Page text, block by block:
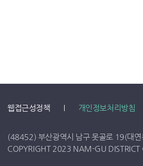
웹접근성정책 개인정보처리방침
(48452) 부산광역시 남구 못골로 19(대
COPYRIGHT 2023 NAM-GU DISTRICT